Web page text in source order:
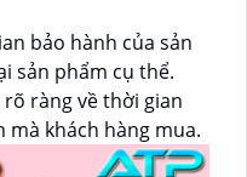
bảo hành của sản
sản phẩm cụ thể.
ràng về thời gian
khách hàng mua.